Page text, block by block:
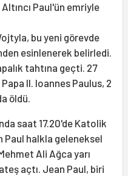
Paul'ün emriyle
bu yeni görevde
esinlenerek belirledi.
tahtına geçti. 27
II. Ioannes Paulus, 2
öldü.
saat 17.20'de Katolik
Paul halkla geleneksel
Ali Ağca yarı
açtı. Jean Paul, biri